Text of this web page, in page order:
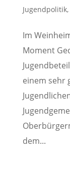
Jugendpolitik,
Im
Moment
einem sehr
dem...